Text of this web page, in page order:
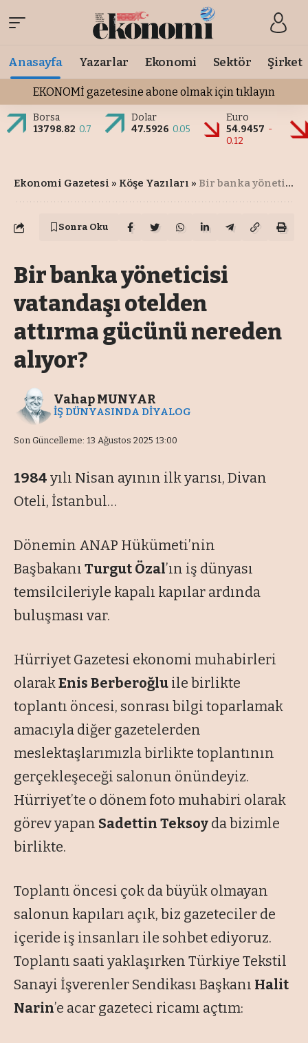
Anasayfa Yazarlar Ekonomi Sektör Şirket
EKONOMİ gazetesine abone olmak için tıklayın
Borsa
13798.82 0.7
Dolar
47.5926 0.05
Euro
54.9457 -
0.12
Ekonomi Gazetesi » Köşe Yazıları » Bir banka yöneticisi vatandaşı otelden attırma gücünü nereden alıyor?
Sonra Oku
Bir banka yöneticisi
vatandaşı otelden
attırma gücünü nereden
alıyor?
Son Güncelleme: 13 Ağustos 2025 13:00
Vahap MUNYAR
İŞ DÜNYASINDA DİYALOG
1984 yılı Nisan ayının ilk yarısı, Divan
Oteli, İstanbul…
Dönemin ANAP Hükümeti’nin
Başbakanı Turgut Özal’ın iş dünyası
temsilcileriyle kapalı kapılar ardında
buluşması var.
Hürriyet Gazetesi ekonomi muhabirleri
olarakEnis Berberoğlu ile birlikte
toplantı öncesi, sonrası bilgi toparlamak
amacıyla diğer gazetelerden
meslektaşlarımızla birlikte toplantının
gerçekleşeceği salonun önündeyiz.
Hürriyet’te o dönem foto muhabiri olarak
görev yapan Sadettin Teksoy da bizimle
birlikte.
Toplantı öncesi çok da büyük olmayan
salonun kapıları açık, biz gazeteciler de
içeride iş insanları ile sohbet ediyoruz.
Toplantı saati yaklaşırken Türkiye Tekstil
Sanayi İşverenler Sendikası Başkanı Halit
Narin’e acar gazeteci ricamı açtım: